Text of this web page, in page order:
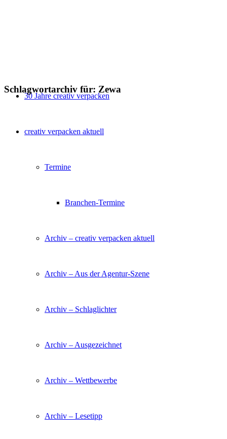
30 Jahre creativ verpacken
creativ verpacken aktuell
Termine
Branchen-Termine
Archiv – creativ verpacken aktuell
Archiv – Aus der Agentur-Szene
Archiv – Schlaglichter
Archiv – Ausgezeichnet
Archiv – Wettbewerbe
Archiv – Lesetipp
Schlagwortarchiv für: Zewa